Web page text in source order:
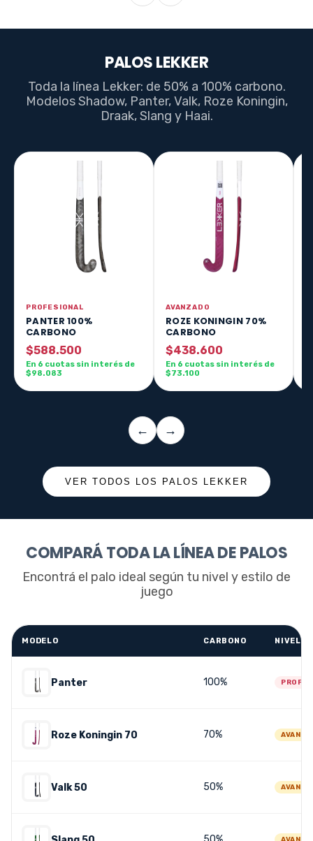
PALOS LEKKER
Toda la línea Lekker: de 50% a 100% carbono.
Modelos Shadow, Panter, Valk, Roze Koningin,
Draak, Slang y Haai.
PROFESIONAL
PANTER 100%
CARBONO
$588.500
En 6 cuotas sin interés de
$98.083
AVANZADO
ROZE KONINGIN 70%
CARBONO
$438.600
En 6 cuotas sin interés de
$73.100
← →
VER TODOS LOS PALOS LEKKER
COMPARÁ TODA LA LÍNEA DE PALOS
Encontrá el palo ideal según tu nivel y estilo de
juego
MODELO CARBONO NIVEL
Panter 100%
Roze Koningin 70 70%
Valk 50 50%